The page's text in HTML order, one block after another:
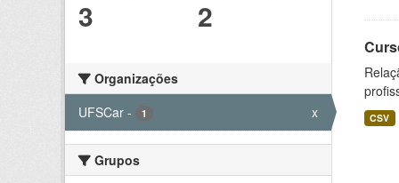
3 2
Organizações
UFSCar - 1 x
Grupos
CSV